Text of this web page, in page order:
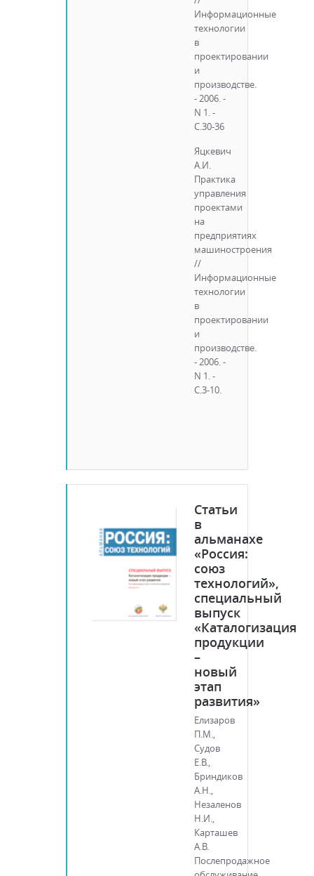
Информационные
технологии
в
проектировании
и
производстве.
- 2006. -
N 1. -
С.30-36
Яцкевич
А.И.
Практика
управления
проектами
на
предприятиях
машиностроения
//
Информационные
технологии
в
проектировании
и
производстве.
- 2006. -
N 1. -
С.3-10.
Статьи
в
альманахе
«Россия:
союз
технологий»,
специальный
выпуск
«Каталогизация
продукции
–
новый
этап
развития»
Елизаров
П.М.,
Судов
Е.В.,
Бриндиков
А.Н.,
Незаленов
Н.И.,
Карташев
А.В.
Послепродажное